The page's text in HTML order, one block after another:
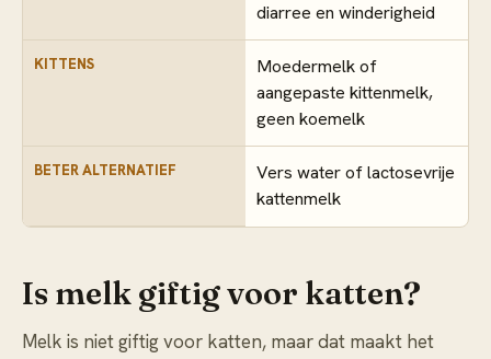
diarree en winderigheid
KITTENS
Moedermelk of
aangepaste kittenmelk,
geen koemelk
BETER ALTERNATIEF
Vers water of lactosevrije
kattenmelk
Is melk giftig voor katten?
Melk is niet giftig voor katten, maar dat maakt het